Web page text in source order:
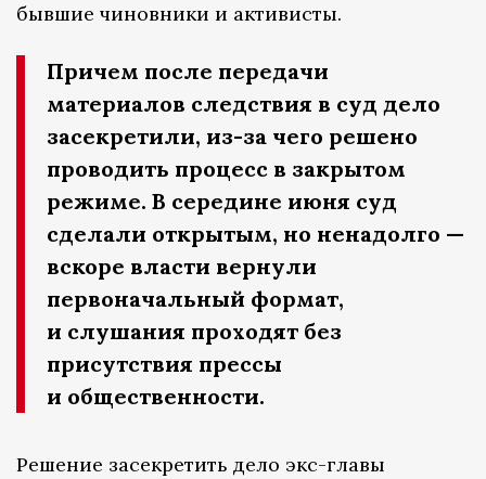
бывшие чиновники и активисты.
Причем после передачи
материалов следствия в суд дело
засекретили, из-за чего решено
проводить процесс в закрытом
режиме. В середине июня суд
сделали открытым, но ненадолго —
вскоре власти вернули
первоначальный формат,
и слушания проходят без
присутствия прессы
и общественности.
Решение засекретить дело экс-главы